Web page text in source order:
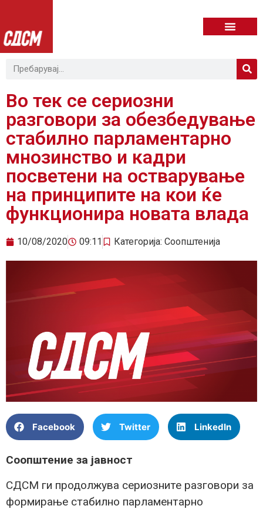
Во тек се сериозни
разговори за обезбедување
стабилно парламентарно
мнозинство и кадри
посветени на остварување
на принципите на кои ќе
функционира новата влада
10/08/2020 09:11 Категорија: Соопштенија
Facebook Twitter LinkedIn
Соопштение за јавност
СДСМ ги продолжува сериозните разговори за
формирање стабилно парламентарно